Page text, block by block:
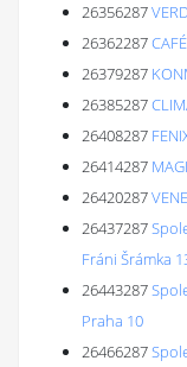
26356287
26362287
26379287
26385287
26408287
26414287
26420287
26437287
Fráni Šrámka
26443287
Praha 10
26466287